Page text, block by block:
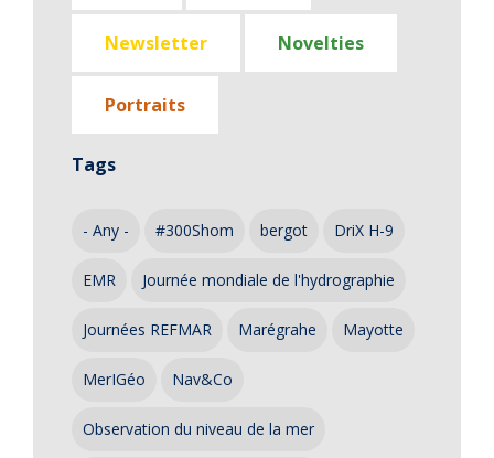
Newsletter Novelties
Portraits
Tags
- Any - #300Shom bergot DriX H-9
EMR Journée mondiale de l'hydrographie
Journées REFMAR Marégrahe Mayotte
MerIGéo Nav&Co
Observation du niveau de la mer